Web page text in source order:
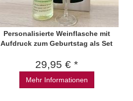
Personalisierte Weinflasche mit
Aufdruck zum Geburtstag als Set
29,95 € *
Mehr Informationen